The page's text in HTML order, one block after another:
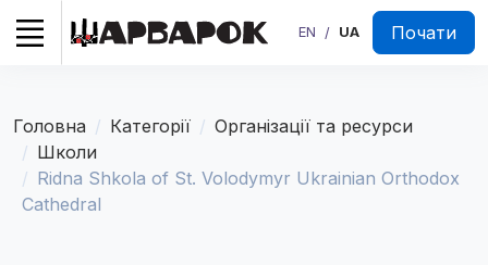
EN / UA Почати
Головна Категорії
Організації та ресурси
Школи
Ridna Shkola of St. Volodymyr Ukrainian Orthodox
Cathedral